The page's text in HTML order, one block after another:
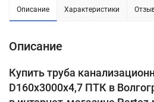
Описание Характеристики
Описание
Купить труба
D160х3000х4,7 ПТК в